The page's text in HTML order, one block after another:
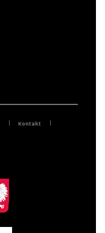
Kontakt